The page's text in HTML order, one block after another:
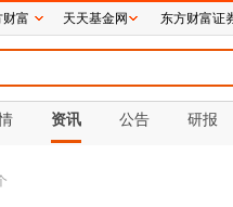
资讯 公告 研报
财富 天天基金网 东方财富证